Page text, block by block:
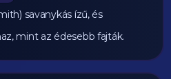
savanykás ízű, és
mint az édesebb fajták.